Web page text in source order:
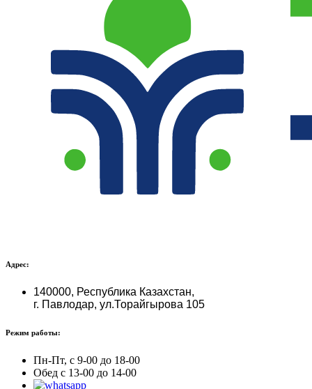
Адрес:
140000, Республика Казахстан,
г. Павлодар, ул.Торайгырова 105
Режим работы:
Пн-Пт, с 9-00 до 18-00
Обед с 13-00 до 14-00